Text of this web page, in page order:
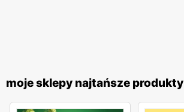
moje sklepy najtańsze produkty